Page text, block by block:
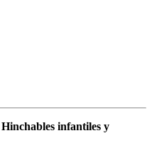
Hinchables infantiles y